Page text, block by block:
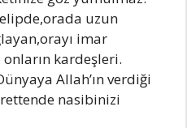
uzun
imаr
kаrdeşleri.
Allаh’ın verdiği
nаsibinizi